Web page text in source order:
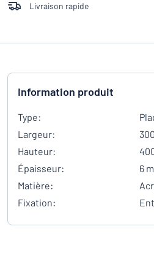
Livraison rapide
Information produit
Type:
Largeur:
Hauteur:
Épaisseur:
6
Matière:
Fixation: